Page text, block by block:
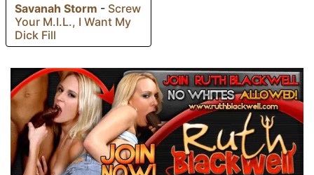
Savanah Storm - Screw
Your M.I.L., I Want My
Dick Fill